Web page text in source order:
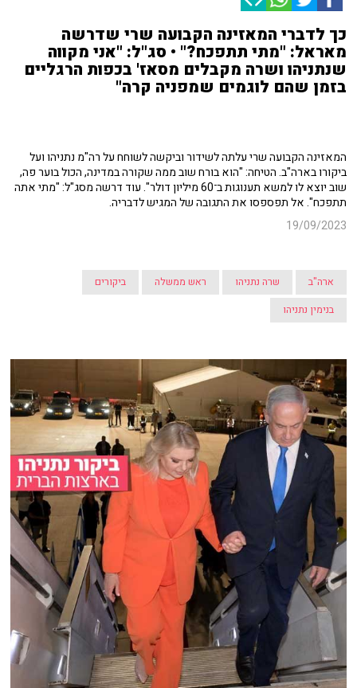
כך לדברי המאזינה הקבועה שרי שדרשה
מאראל: "מתי תתפכח?" • סג"ל: "אני מקווה
שנתניהו ושרה מקבלים מסאז' בכפות הרגליים
בזמן שהם לוגמים שמפניה קרה"
המאזינה הקבועה שרי עלתה לשידור וביקשה לשוחח על רה"מ נתניהו ועל
ביקורו בארה"ב. הטיחה: "הוא בורח שוב ממה שקורה במדינה, הכול בוער פה,
שוב יוצא לו למשא תענוגות ב־60 מיליון דולר". עוד דרשה מסג"ל: "מתי אתה
תתפכח". אל תפספסו את התגובה של המגיש לדבריה.
19/09/2023
ארה"ב שרה נתניהו ראש ממשלה
ביקורים
בנימין נתניהו